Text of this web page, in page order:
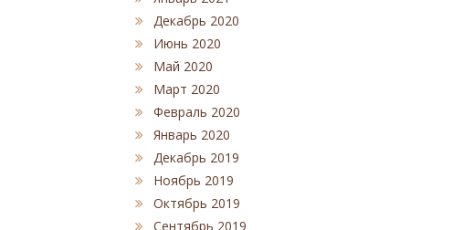
Декабрь 2020
Июнь 2020
Май 2020
Март 2020
Февраль 2020
Январь 2020
Декабрь 2019
Ноябрь 2019
Октябрь 2019
Сентябрь 2019